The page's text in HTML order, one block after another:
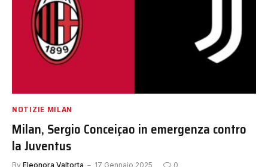
NOTIZIE MILAN
Milan, Sergio Conceiçao in emergenza contro
la Juventus
By Eleonora Valtorta 17 Gennaio 2025 0